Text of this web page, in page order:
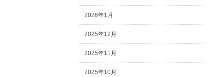
2026年1月
2025年12月
2025年11月
2025年10月